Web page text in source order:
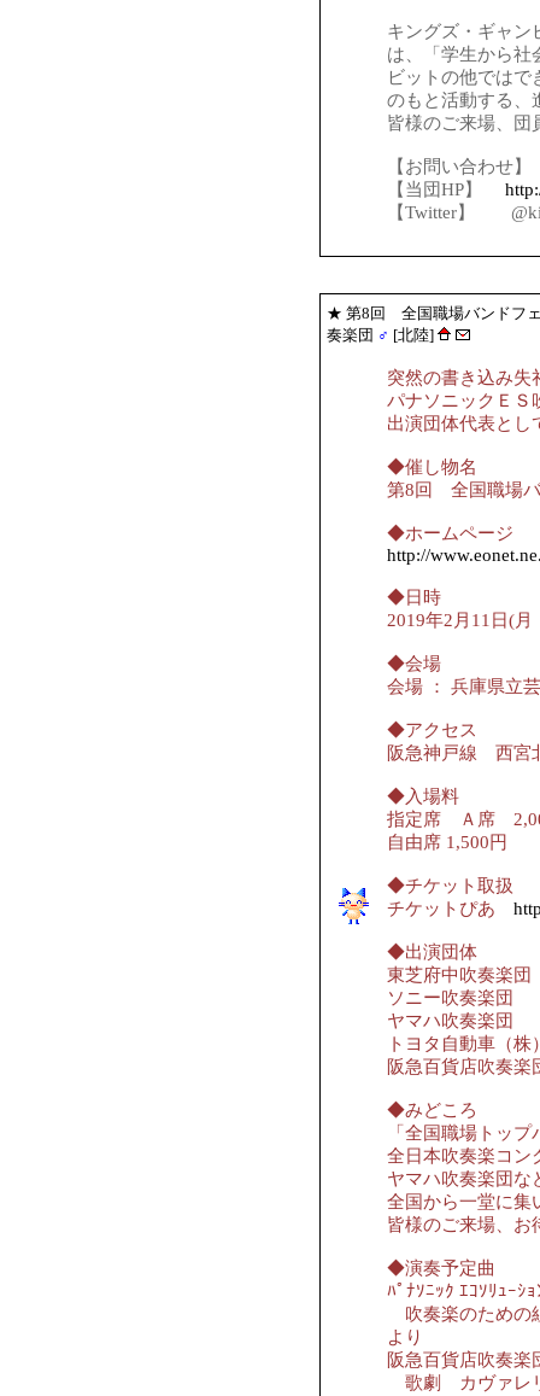
キングズ・ギャン
は、「学生から社
ビットの他では
のもと活動する、
皆様のご来場、団
【お問い合わせ
【当団HP】
【Twitter】
★ 第8回 全国職場バンドフ
奏楽団 ♂ [北陸]
突然の書き込み失
パナソニックＥＳ
出演団体代表とし
◆催し物名
第8回 全国職場
◆ホームページ
http://
◆日時
2019年2月11日(
◆会場
会場 ： 兵庫県立
◆アクセス
阪急神戸線 西宮
◆入場料
指定席 Ａ席
自由席 1,500円
◆チケット取扱
チケットぴあ
◆出演団体
東芝府中吹奏楽
ソニー吹奏楽
ヤマハ吹奏楽
トヨタ自動車
阪急百貨店吹奏
◆みどころ
「全国職場トッ
全日本吹奏楽コン
ヤマハ吹奏楽団な
全国から一堂に集
皆様のご来場、お
◆演奏予定曲
ﾊﾟﾅｿﾆｯｸ ｴｺｿﾘｭｰｼ
吹奏楽のため
より
阪急百貨店吹奏楽
歌劇 カヴァレ